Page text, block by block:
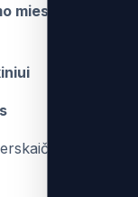
miesto ir